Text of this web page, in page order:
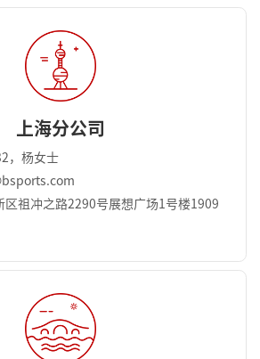
上海分公司
，杨女士
区祖冲之路2290号展想广场1号楼1909